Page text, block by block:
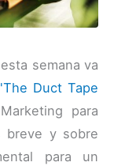
semana va
Duct Tape
para
breve y sobre
para un